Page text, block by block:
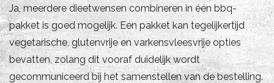
Ja, meerdere dieetwensen combineren in één bbq-
pakket is goed mogelijk. Een pakket kan tegelijkertijd
vegetarische, glutenvrije en varkensvleesvrije opties
bevatten, zolang dit vooraf duidelijk wordt
gecommuniceerd bij het samenstellen van de bestelling.